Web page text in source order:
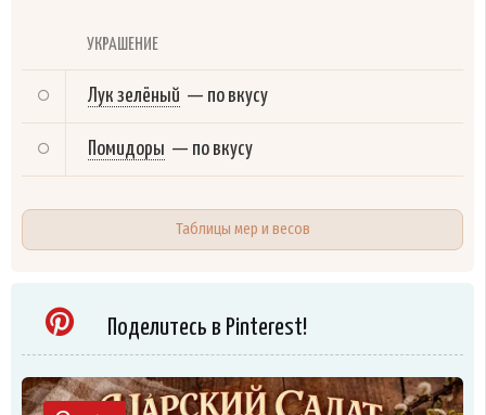
УКРАШЕНИЕ
Лук зелёный — по вкусу
Помидоры — по вкусу
Таблицы мер и весов
Поделитесь в Pinterest!